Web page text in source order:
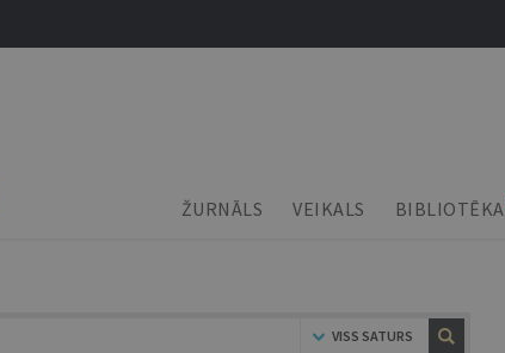
ŽURNĀLS VEIKALS BIBLIOTĒKA
VISS SATURS